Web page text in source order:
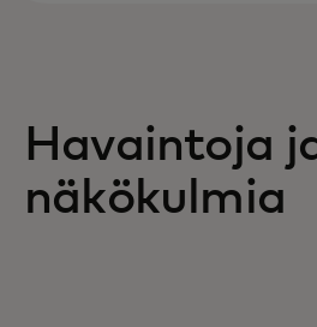
Havaintoja
näkökulmia